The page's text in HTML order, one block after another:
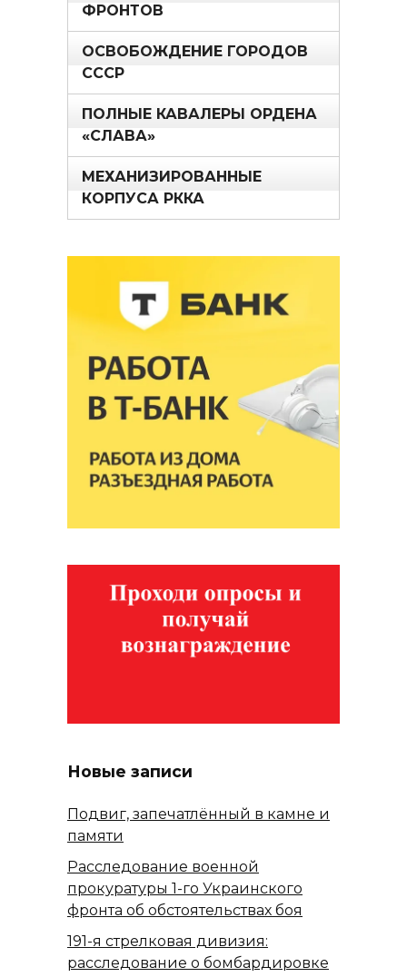
ФРОНТОВ
ОСВОБОЖДЕНИЕ ГОРОДОВ
СССР
ПОЛНЫЕ КАВАЛЕРЫ ОРДЕНА
«СЛАВА»
МЕХАНИЗИРОВАННЫЕ
КОРПУСА РККА
Новые записи
Подвиг, запечатлённый в камне и
памяти
Расследование военной
прокуратуры 1-го Украинского
фронта об обстоятельствах боя
191-я стрелковая дивизия:
расследование о бомбардировке